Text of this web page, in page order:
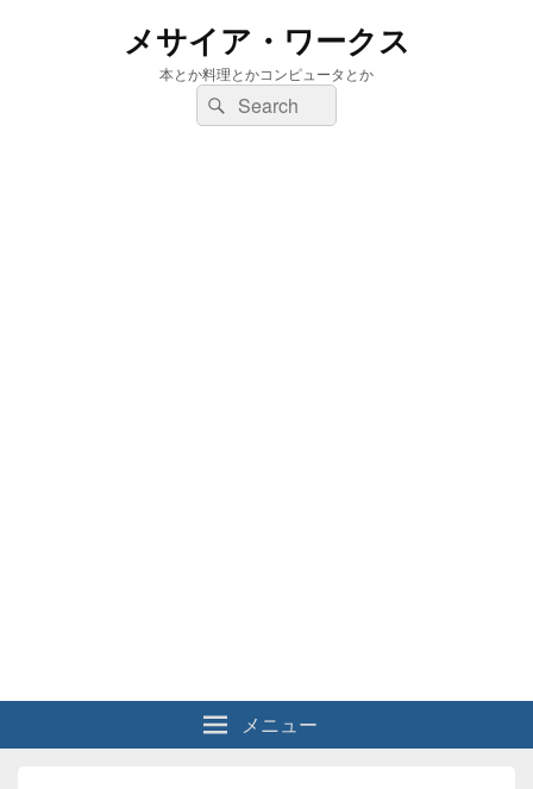
メサイア・ワークス
本とか料理とかコンピュータとか
検
索:
検
索
メニュー